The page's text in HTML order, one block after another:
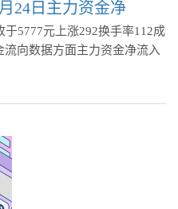
24日主力资金净
5777元上涨292换手率112成
向数据方面主力资金净流入